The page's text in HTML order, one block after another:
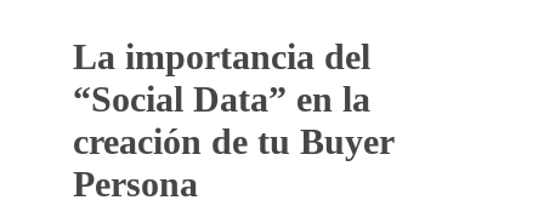
La importancia del
“Social Data” en la
creación de tu Buyer
Persona